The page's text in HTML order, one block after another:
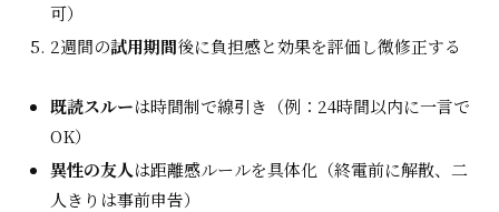
可）
2週間の試用期間後に負担感と効果を評価し微修正する
既読スルーは時間制で線引き（例：24時間以内に一言で
OK）
異性の友人は距離感ルールを具体化（終電前に解散、二
人きりは事前申告）